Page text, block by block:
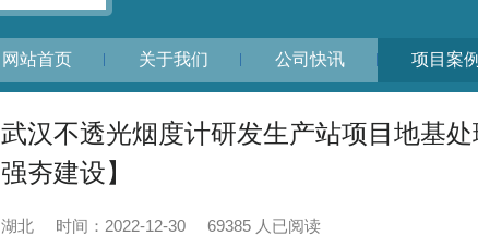
网站首页 关于我们 公司快讯 项目案例
武汉不透光烟度计研发生产站项目地基
强夯建设】
湖北 时间：2022-12-30 69385 人已阅读